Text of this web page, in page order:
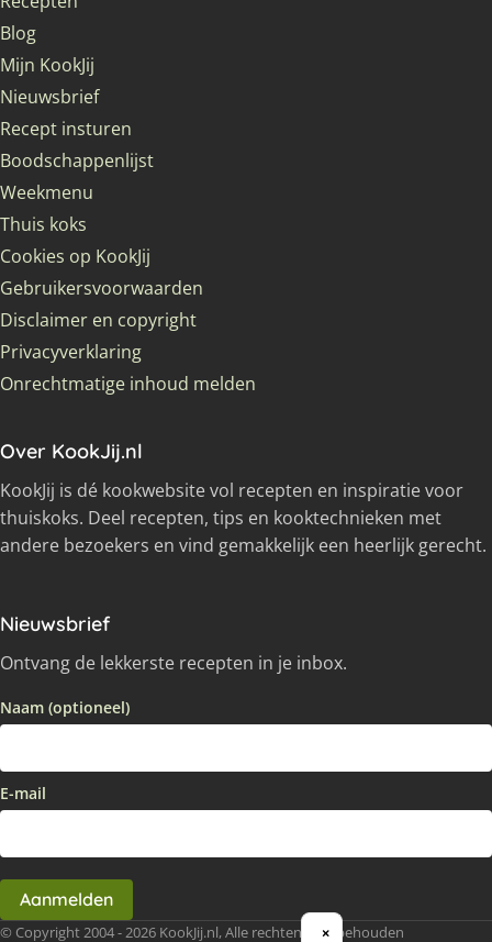
Blog
Mijn KookJij
Nieuwsbrief
Recept insturen
Boodschappenlijst
Weekmenu
Thuis koks
Cookies op KookJij
Gebruikersvoorwaarden
Disclaimer en copyright
Privacyverklaring
Onrechtmatige inhoud melden
Over KookJij.nl
KookJij is dé kookwebsite vol recepten en inspiratie voor
thuiskoks. Deel recepten, tips en kooktechnieken met
andere bezoekers en vind gemakkelijk een heerlijk gerecht.
Nieuwsbrief
Ontvang de lekkerste recepten in je inbox.
Naam (optioneel)
E-mail
Aanmelden
© Copyright 2004 - 2026 KookJij.nl, Alle rechten voorbehouden
×